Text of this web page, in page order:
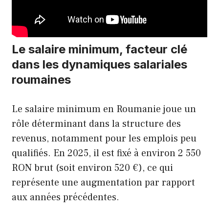
Le salaire minimum, facteur clé
dans les dynamiques salariales
roumaines
Le salaire minimum en Roumanie joue un
rôle déterminant dans la structure des
revenus, notamment pour les emplois peu
qualifiés. En 2025, il est fixé à environ 2 550
RON brut (soit environ 520 €), ce qui
représente une augmentation par rapport
aux années précédentes.